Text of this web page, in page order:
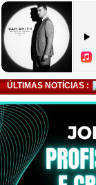
ÚLTIMAS NOTÍCIAS :